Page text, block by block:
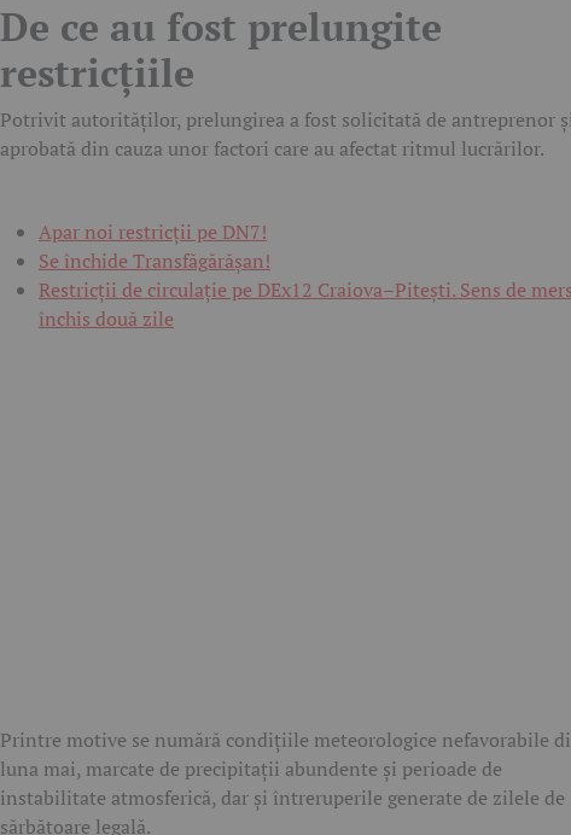
De ce au fost prelungite
restricțiile
Potrivit autorităților, prelungirea a fost solicitată de antreprenor
aprobată din cauza unor factori care au afectat ritmul lucrărilor.
Apar noi restricții pe DN7!
Se închide Transfăgărășan!
Restricții de circulație pe DEx12 Craiova–Pitești. Sens de
închis două zile
Printre motive se numără condițiile meteorologice nefavorabile
luna mai, marcate de precipitații abundente și perioade de
instabilitate atmosferică, dar și întreruperile generate de zilele de
sărbătoare legală.